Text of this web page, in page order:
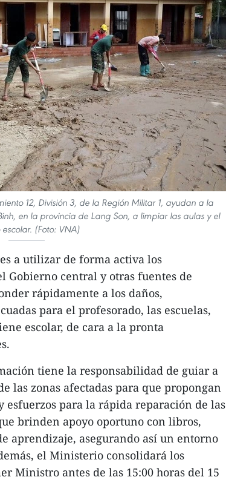
12, División 3, de la Región Militar 1, ayudan a la
en la provincia de Lang Son, a limpiar las aulas y el
escolar. (Foto: VNA)
a utilizar de forma activa los
Gobierno central y otras fuentes de
rápidamente a los daños,
para el profesorado, las escuelas,
escolar, de cara a la pronta
tiene la responsabilidad de guiar a
las zonas afectadas para que propongan
para la rápida reparación de las
brinden apoyo oportuno con libros,
aprendizaje, asegurando así un entorno
el Ministerio consolidará los
Ministro antes de las 15:00 horas del 15